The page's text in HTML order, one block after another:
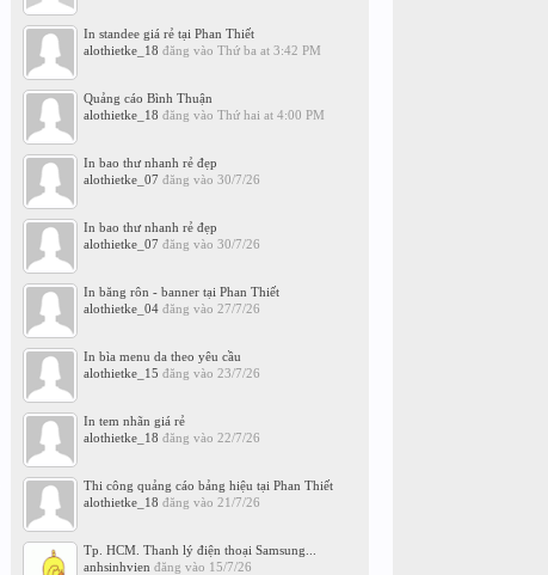
In standee giá rẻ tại Phan Thiết
alothietke_18 đăng vào Thứ ba at 3:42 PM
Quảng cáo Bình Thuận
alothietke_18 đăng vào Thứ hai at 4:00 PM
In bao thư nhanh rẻ đẹp
alothietke_07 đăng vào 30/7/26
In bao thư nhanh rẻ đẹp
alothietke_07 đăng vào 30/7/26
In băng rôn - banner tại Phan Thiết
alothietke_04đăng vào 27/7/26
In bìa menu da theo yêu cầu
alothietke_15 đăng vào 23/7/26
In tem nhãn giá rẻ
alothietke_18 đăng vào 22/7/26
Thi công quảng cáo bảng hiệu tại Phan Thiết
alothietke_18 đăng vào 21/7/26
Tp. HCM. Thanh lý điện thoại Samsung...
anhsinhvien đăng vào 15/7/26